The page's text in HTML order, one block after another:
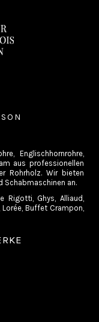
Englischhornrohre,
aus professionellen
Rohrholz. Wir bieten
Schabmaschinen an.
Ghys, Alliaud,
Buffet Crampon,